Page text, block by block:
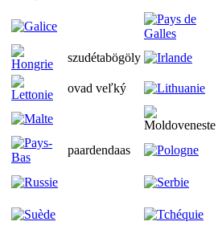
szudétabögöly
ovad veľký
paardendaas